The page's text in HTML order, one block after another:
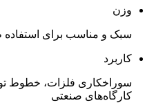
وزن
سبک و مناسب برای استفاده
کاربرد
سوراخکاری فلزات، خطوط
کارگاه‌های صنعتی